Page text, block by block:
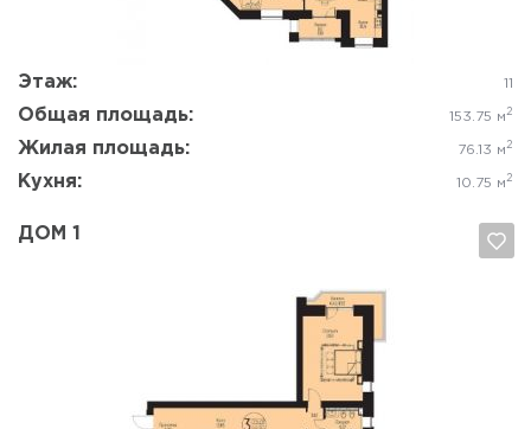
Этаж: 11
Общая площадь: 153.75 м 2
Жилая площадь: 76.13 м 2
Кухня: 10.75 м 2
ДОМ 1